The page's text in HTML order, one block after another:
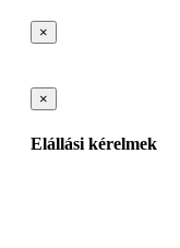
×
×
Elállási kérelmek